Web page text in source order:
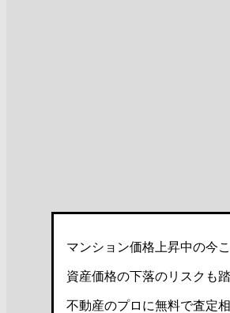
マンション価格上昇中の今こ
資産価格の下落のリスクも踏
不動産のプロに無料で査定